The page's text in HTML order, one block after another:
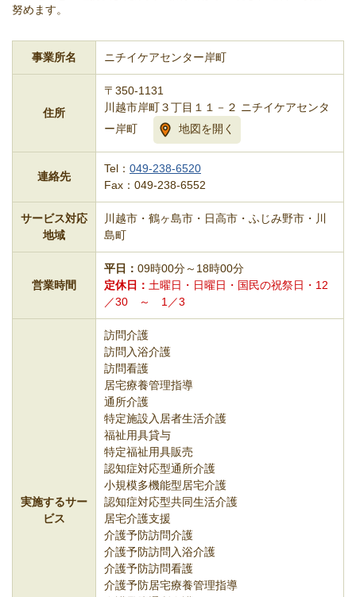
努めます。
事業所名 ニチイケアセンター岸町
住所
〒350-1131
川越市岸町３丁目１１－２ ニチイケアセンタ
ー岸町
地図を開く
連絡先
Tel： 049-238-6520
Fax：049-238-6552
サービス対応
地域
川越市・鶴ヶ島市・日高市・ふじみ野市・川
島町
営業時間
平日
09時00分～18時00分
定休日
土曜日・日曜日・国民の祝祭日・12
／30 ～ 1／3
実施するサー
ビス
訪問介護
訪問入浴介護
訪問看護
居宅療養管理指導
通所介護
特定施設入居者生活介護
福祉用具貸与
特定福祉用具販売
認知症対応型通所介護
小規模多機能型居宅介護
認知症対応型共同生活介護
居宅介護支援
介護予防訪問介護
介護予防訪問入浴介護
介護予防訪問看護
介護予防居宅療養管理指導